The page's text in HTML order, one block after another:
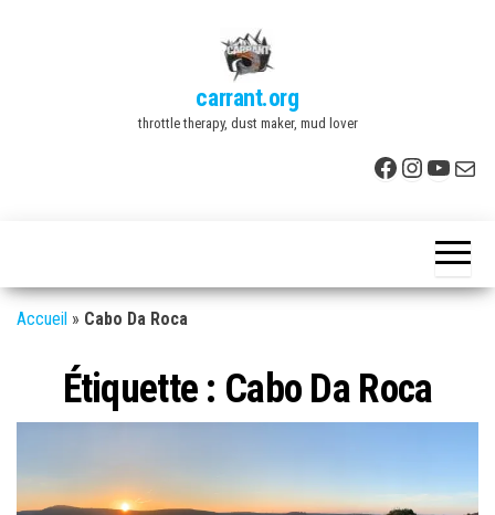
carrant.org
throttle therapy, dust maker, mud lover
Facebook
E-
Accueil » Cabo Da Roca
Étiquette : Cabo Da Roca